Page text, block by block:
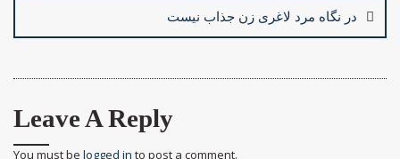
در نگاه مرد لاغری زن جذاب نیست
Leave A Reply
You must be logged in to post a comment.